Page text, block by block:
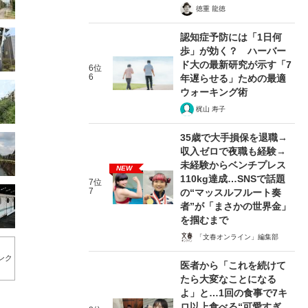
ク
徳重 龍徳
6位
6
認知症予防には「1日何
歩」が効く？ ハーバー
ド大の最新研究が示す「7
年遅らせる」ための最適
ウォーキング術
梶山 寿子
7位
7
NEW
35歳で大手損保を退職→
収入ゼロで夜職も経験→
未経験からベンチプレス
110kg達成…SNSで話題
の“マッスルフルート奏
者”が「まさかの世界金」
を掴むまで
「文春オンライン」編集部
医者から「これを続けて
たら大変なことになる
よ」と…1回の食事で7キ